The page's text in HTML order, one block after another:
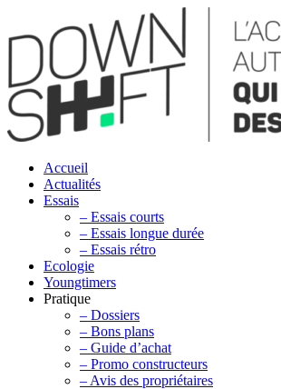
Accueil
Actualités
Essais
– Essais courts
– Essais longue durée
– Essais rétro
Ecologie
Youngtimers
Pratique
– Dossiers
– Bons plans
– Guide d’achat
– Promo constructeurs
– Avis des propriétaires